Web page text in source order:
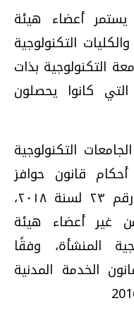
أعضاء هيئة
التكنولوجية
التكنولوجية بذات
التي كانوا يحصلون
التكنولوجية
قانون حوافز
العلوم والتكنولوجيا والابتكار رقم ۲۳ لسنة ۲۰۱۸،
غير أعضاء هيئة
المنشأة، وفقًا
الخدمة المدنية